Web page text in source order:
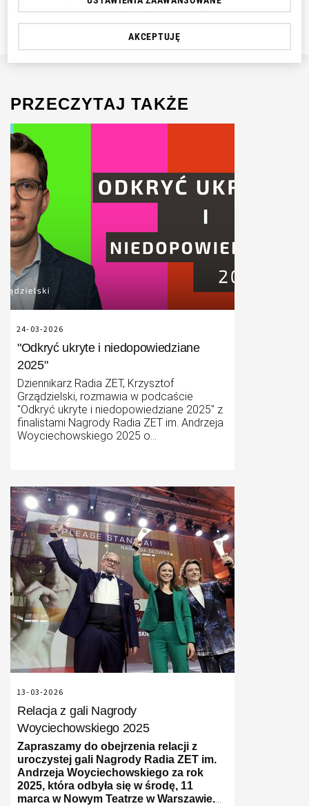
stanu wyjątkowego na wschodzie kraju.
PRZECZYTAJ TAKŻE
24-03-2026
"Odkryć ukryte i niedopowiedziane
2025"
Dziennikarz Radia ZET, Krzysztof
Grządzielski, rozmawia w podcaście
"Odkryć ukryte i niedopowiedziane 2025" z
finalistami Nagrody Radia ZET im. Andrzeja
Woyciechowskiego 2025 o
roli, jaką w tym zakresie pełnią media.
13-03-2026
Relacja z gali Nagrody
Woyciechowskiego 2025
Zapraszamy do obejrzenia relacji z
uroczystej gali Nagrody Radia ZET im.
Andrzeja Woyciechowskiego za rok
2025, która odbyła się w środę, 11
marca w Nowym Teatrze w Warszawie.
AKCEPTUJĘ